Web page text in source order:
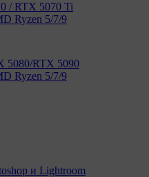
/ RTX 5070 Ti
Ryzen 5/7/9
5080/RTX 5090
Ryzen 5/7/9
и Lightroom